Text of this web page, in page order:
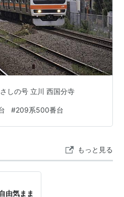
しの号 立川 西国分寺
#209系500番台
もっと見る
由気まま